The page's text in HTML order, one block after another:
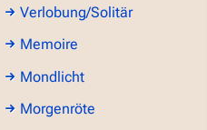
Verlobung/Solitär
Memoire
Mondlicht
Morgenröte